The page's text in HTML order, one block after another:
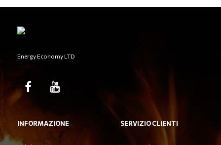
Energy Economy LTD
INFORMAZIONE SERVIZIO CLIENTI